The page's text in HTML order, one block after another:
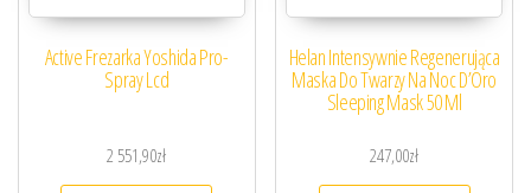
Active Frezarka Yoshida Pro-
Spray Lcd
2 551,90zł
Helan Intensywnie Regenerująca
Maska Do Twarzy Na Noc D’Oro
Sleeping Mask 50 Ml
247,00zł